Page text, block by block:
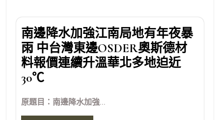
南邊降水加強江南局地有年夜暴
雨 中台灣東邊OSDER奧斯德材
料報價連續升溫華北多地迫近
30℃
原題目：南邊降水加強...